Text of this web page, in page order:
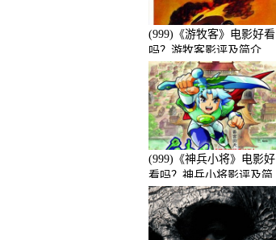
(999)《游牧客》电影好看
吗？游牧客影评及简介
(999)《神兵小将》电影好
看吗？神兵小将影评及简
介